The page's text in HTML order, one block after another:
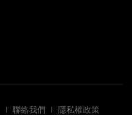
聯絡我們 隱私權政策